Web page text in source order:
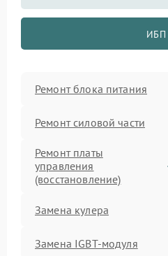
ИБП
Ремонт блока питания
Ремонт силовой части
Ремонт платы
управления
(восстановление)
Замена кулера
Замена IGBT-модуля